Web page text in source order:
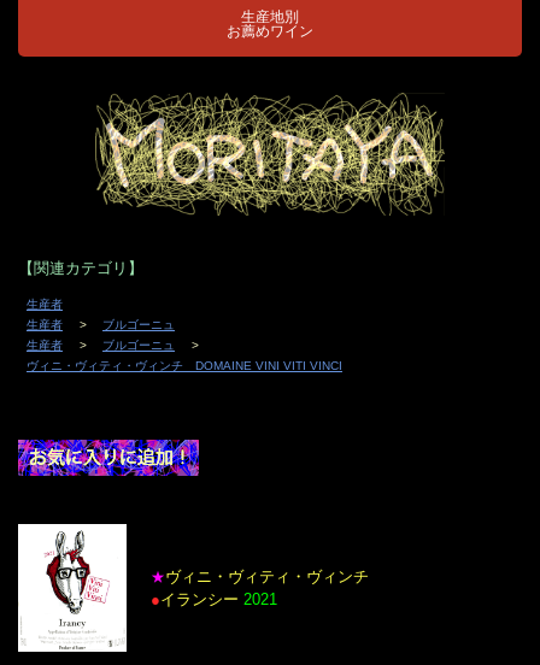
生産地別
お薦めワイン
【関連カテゴリ】
生産者
生産者
ブルゴーニュ
生産者
ブルゴーニュ
ヴィニ・ヴィティ・ヴィンチ DOMAINE VINI VITI VINCI
★ヴィニ・ヴィティ・ヴィンチ
●イランシー 2021
4 5 6
16 17 18 19 20 21 22
23 24 25 26 27 28 29
30 31